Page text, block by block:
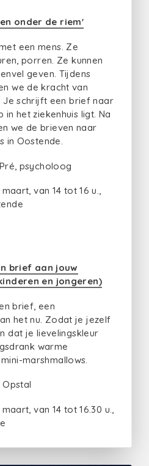
onder de riem'
een mens. Ze
porren. Ze kunnen
geven. Tijdens
we de kracht van
Je schrijft een brief naar
het ziekenhuis ligt. Na
we de brieven naar
in Oostende.
psycholoog
van 14 tot 16 u.,
brief aan jouw
en jongeren)
brief, een
het nu. Zodat je jezelf
dat je lievelingskleur
warme
marshmallows.
van 14 tot 16.30 u.,